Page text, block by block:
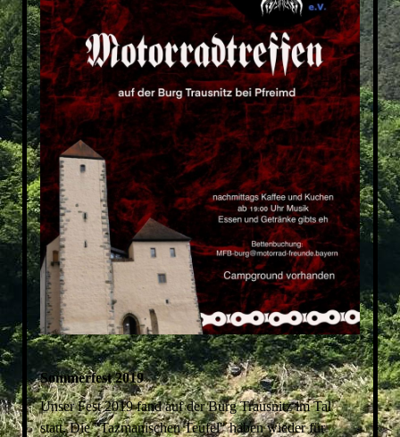
Sommerfest 2019
Unser Fest 2019 fand auf der Burg Trausnitz im Tal
statt. Die "Tazmanischen Teufel" haben wieder für